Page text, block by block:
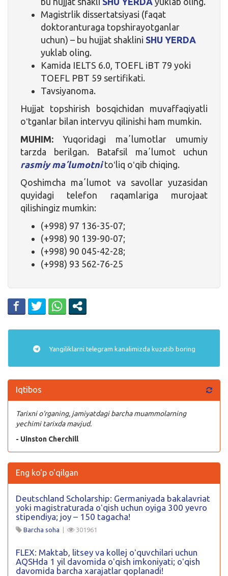
Magistrlik dissertatsiyasi (faqat
doktoranturaga topshirayotganlar
uchun) – bu hujjat shaklini SHU YERDA
yuklab oling.
Kamida IELTS 6.0, TOEFL iBT 79 yoki
TOEFL PBT 59 sertifikati.
Tavsiyanoma.
Hujjat topshirish bosqichidan muvaffaqiyatli
oʻtganlar bilan intervyu qilinishi ham mumkin.
MUHIM: Yuqoridagi maʼlumotlar umumiy
tarzda berilgan. Batafsil maʼlumot uchun
rasmiy maʼlumotnitoʻliq oʻqib chiqing.
Qoshimcha maʼlumot va savollar yuzasidan
quyidagi telefon raqamlariga murojaat
qilishingiz mumkin:
(+998) 97 136-35-07;
(+998) 90 139-90-07;
(+998) 90 045-42-28;
(+998) 93 562-76-25
Yangiliklarni telegram kanalimizda kuzatib boring
Iqtibos
Tarixni o‘rganing, jamiyatdagi barcha muammolarning
yechimi tarixda mavjud.
- Uinston Cherchill
Eng ko'p o'qilgan
Deutschland Scholarship: Germaniyada bakalavriat
yoki magistraturada oʻqish uchun oyiga 300 yevro
stipendiya; joy – 150 tagacha!
Barcha soha | 301961
FLEX: Maktab, litsey va kollej oʻquvchilari uchun
AQSHda 1 yil davomida oʻqish imkoniyati; oʻqish
davomida barcha xarajatlar qoplanadi!